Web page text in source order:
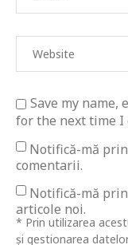
Save my
for the next time I
Notifică-mă
comentarii.
Notifică-mă
articole noi.
* Prin utilizarea
și gestionarea